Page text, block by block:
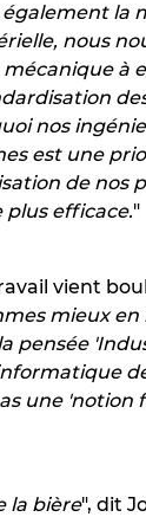
la
nous
à
nos
est une
de nos
efficace."
vient
mieux
pensée
une 'notion
la bière", dit